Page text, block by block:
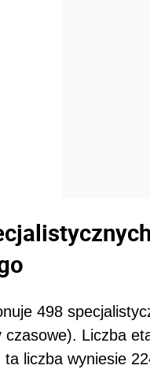
498
czasowe). Liczba
liczba wyniesie